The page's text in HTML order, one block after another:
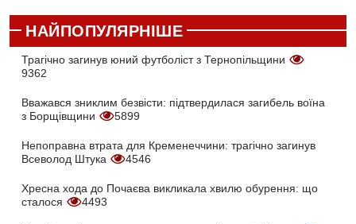
НАЙПОПУЛЯРНІШЕ
Трагічно загинув юний футболіст з Тернопільщини
9362
Вважався зниклим безвісти: підтвердилася загибель воїна
з Борщівщини
5899
Непоправна втрата для Кременеччини: трагічно загинув
Всеволод Штука
4546
Хресна хода до Почаєва викликала хвилю обурення: що
сталося
4493